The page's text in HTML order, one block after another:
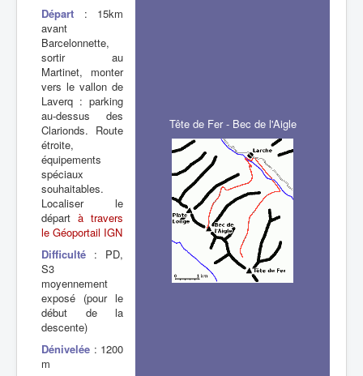
Tête de Fer - Bec de l'Aigle
Départ : 15km
avant
Barcelonnette,
sortir au
Martinet, monter
vers le vallon de
Laverq : parking
au-dessus des
Clarionds. Route
étroite,
équipements
spéciaux
souhaitables.
Localiser le
départ à travers
le Géoportail IGN
Difficulté : PD,
S3
moyennement
exposé (pour le
début de la
descente)
Dénivelée : 1200
m